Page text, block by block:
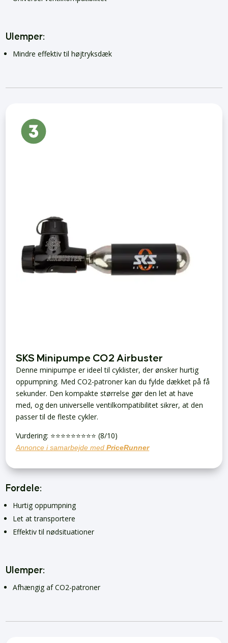
Ulemper:
Mindre effektiv til højtryksdæk
SKS Minipumpe CO2 Airbuster
Denne minipumpe er ideel til cyklister, der ønsker hurtig
oppumpning. Med CO2-patroner kan du fylde dækket på få
sekunder. Den kompakte størrelse gør den let at have
med, og den universelle ventilkompatibilitet sikrer, at den
passer til de fleste cykler.
Vurdering: ⭐️⭐️⭐️⭐️⭐️⭐️⭐️⭐️⭐️ (8/10)
Annonce i samarbejde medPriceRunner
Fordele:
Hurtig oppumpning
Let at transportere
Effektiv til nødsituationer
Ulemper:
Afhængig af CO2-patroner